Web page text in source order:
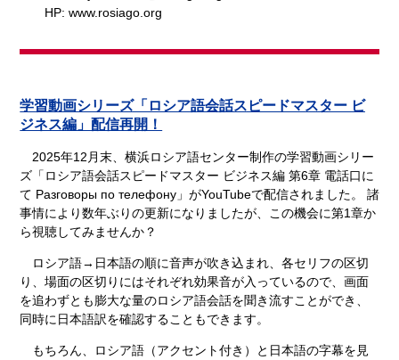
HP: www.rosiago.org
学習動画シリーズ「ロシア語会話スピードマスター ビ
ジネス編」配信再開！
2025年12月末、横浜ロシア語センター制作の学習動画シリー
ズ「ロシア語会話スピードマスター ビジネス編 第6章 電話口に
て Разговоры по телефону」がYouTubeで配信されました。 諸
事情により数年ぶりの更新になりましたが、この機会に第1章か
ら視聴してみませんか？
ロシア語→日本語の順に音声が吹き込まれ、各セリフの区切
り、場面の区切りにはそれぞれ効果音が入っているので、画面
を追わずとも膨大な量のロシア語会話を聞き流すことができ、
同時に日本語訳を確認することもできます。
もちろん、ロシア語（アクセント付き）と日本語の字幕を見